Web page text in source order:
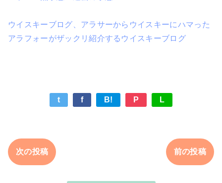
ウイスキーブログ、アラサーからウイスキーにハマった
アラフォーがザックリ紹介するウイスキーブログ
t f B! P L
次の投稿 前の投稿